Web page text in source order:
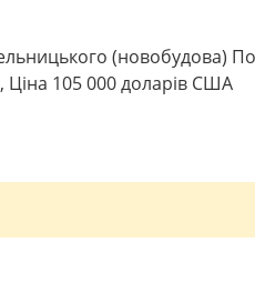
(новобудова)
Ціна 105 000 доларів США